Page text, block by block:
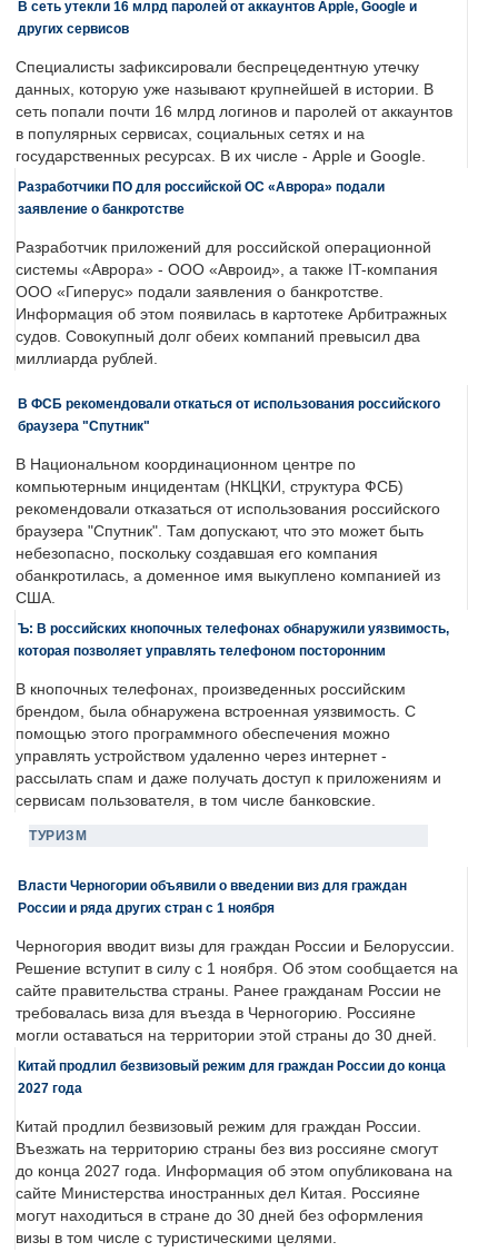
В сеть утекли 16 млрд паролей от аккаунтов Apple, Google и
других сервисов
Специалисты зафиксировали беспрецедентную утечку
данных, которую уже называют крупнейшей в истории. В
сеть попали почти 16 млрд логинов и паролей от аккаунтов
в популярных сервисах, социальных сетях и на
государственных ресурсах. В их числе - Apple и Google.
Разработчики ПО для российской ОС «Аврора» подали
заявление о банкротстве
Разработчик приложений для российской операционной
системы «Аврора» - ООО «Авроид», а также IT-компания
ООО «Гиперус» подали заявления о банкротстве.
Информация об этом появилась в картотеке Арбитражных
судов. Совокупный долг обеих компаний превысил два
миллиарда рублей.
В ФСБ рекомендовали откаться от использования российского
браузера "Спутник"
В Национальном координационном центре по
компьютерным инцидентам (НКЦКИ, структура ФСБ)
рекомендовали отказаться от использования российского
браузера "Спутник". Там допускают, что это может быть
небезопасно, поскольку создавшая его компания
обанкротилась, а доменное имя выкуплено компанией из
США.
Ъ: В российских кнопочных телефонах обнаружили уязвимость,
которая позволяет управлять телефоном посторонним
В кнопочных телефонах, произведенных российским
брендом, была обнаружена встроенная уязвимость. С
помощью этого программного обеспечения можно
управлять устройством удаленно через интернет -
рассылать спам и даже получать доступ к приложениям и
сервисам пользователя, в том числе банковские.
ТУРИЗМ
Власти Черногории объявили о введении виз для граждан
России и ряда других стран с 1 ноября
Черногория вводит визы для граждан России и Белоруссии.
Решение вступит в силу с 1 ноября. Об этом сообщается на
сайте правительства страны. Ранее гражданам России не
требовалась виза для въезда в Черногорию. Россияне
могли оставаться на территории этой страны до 30 дней.
Китай продлил безвизовый режим для граждан России до конца
2027 года
Китай продлил безвизовый режим для граждан России.
Въезжать на территорию страны без виз россияне смогут
до конца 2027 года. Информация об этом опубликована на
сайте Министерства иностранных дел Китая. Россияне
могут находиться в стране до 30 дней без оформления
визы в том числе с туристическими целями.